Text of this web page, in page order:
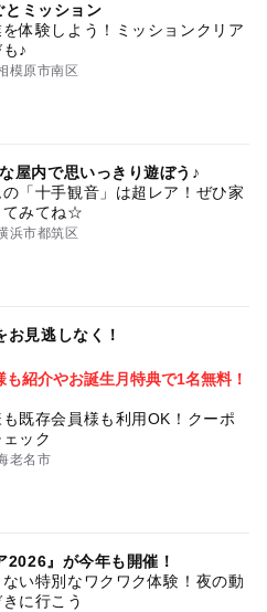
ミッション
を体験しよう！ミッションクリア
♪
模原市南区
屋内で思いっきり遊ぼう♪
「十手観音」は超レア！ぜひ家
てみてね☆
浜市都筑区
見逃しなく！
紹介やお誕生月特典で1名無料！
既存会員様も利用OK！クーポ
ック
老名市
』が今年も開催！
い特別なワクワク体験！夜の動
に行こう